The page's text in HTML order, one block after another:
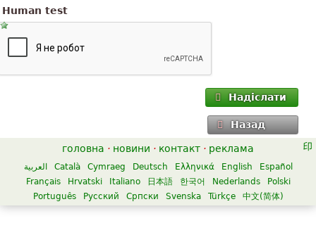
Human test
Надіслати
Назад
головна · новини · контакт · реклама
العربية Català Cymraeg Deutsch Ελληνικά English
Español
Français
Hrvatski Italiano 日本語 한국어 Nederlands
Polski
Português
Русский Српски Svenska Türkçe 中文(简体)